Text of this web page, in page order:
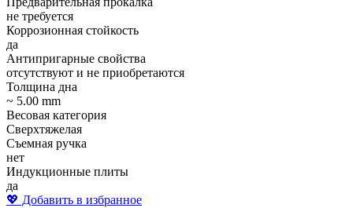
не требуется
Коррозионная стойкость
да
Антипригарные свойства
отсутствуют и не приобретаются
Толщина дна
~ 5.00 mm
Весовая категория
Сверхтяжелая
Съемная ручка
нет
Индукционные плиты
да
💖 Добавить в избранное